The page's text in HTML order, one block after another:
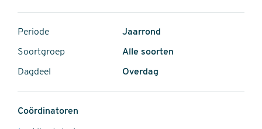
Periode Jaarrond
Soortgroep Alle soorten
Dagdeel Overdag
Coördinatoren